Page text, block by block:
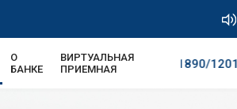
О
БАНКЕ
ВИРТУАЛЬНАЯ
ПРИЕМНАЯ
USD | UZS 11915.64 11890/12010